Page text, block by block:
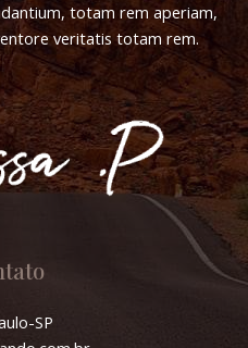
totam rem aperiam,
veritatis totam rem.
SP